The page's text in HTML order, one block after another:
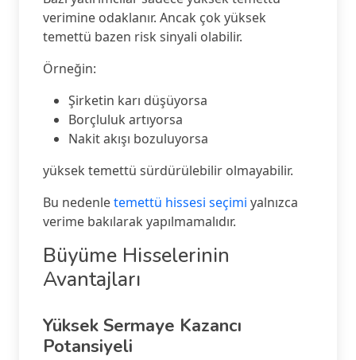
verimine odaklanır. Ancak çok yüksek
temettü bazen risk sinyali olabilir.
Örneğin:
Şirketin karı düşüyorsa
Borçluluk artıyorsa
Nakit akışı bozuluyorsa
yüksek temettü sürdürülebilir olmayabilir.
Bu nedenletemettü hissesi seçimi yalnızca
verime bakılarak yapılmamalıdır.
Büyüme Hisselerinin
Avantajları
Yüksek Sermaye Kazancı
Potansiyeli